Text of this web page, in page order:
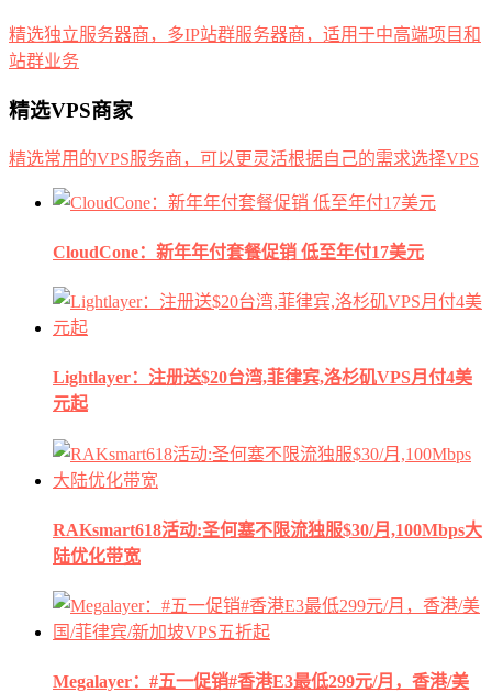
精选独立服务器商，多IP站群服务器商，适用于中高端项目和
站群业务
精选VPS商家
精选常用的VPS服务商，可以更灵活根据自己的需求选择VPS
CloudCone：新年年付套餐促销 低至年付17美元
Lightlayer：注册送$20台湾,菲律宾,洛杉矶VPS月付4美
元起
RAKsmart618活动:圣何塞不限流独服$30/月,100Mbps大
陆优化带宽
Megalayer：#五一促销#香港E3最低299元/月，香港/美